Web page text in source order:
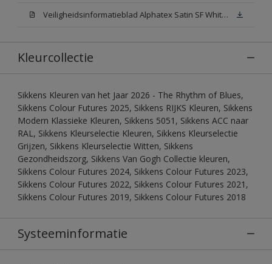
Veiligheidsinformatieblad Alphatex Satin SF White (MSDS)
Kleurcollectie
Sikkens Kleuren van het Jaar 2026 - The Rhythm of Blues,
Sikkens Colour Futures 2025, Sikkens RIJKS Kleuren, Sikkens
Modern Klassieke Kleuren, Sikkens 5051, Sikkens ACC naar
RAL, Sikkens Kleurselectie Kleuren, Sikkens Kleurselectie
Grijzen, Sikkens Kleurselectie Witten, Sikkens
Gezondheidszorg, Sikkens Van Gogh Collectie kleuren,
Sikkens Colour Futures 2024, Sikkens Colour Futures 2023,
Sikkens Colour Futures 2022, Sikkens Colour Futures 2021,
Sikkens Colour Futures 2019, Sikkens Colour Futures 2018
Systeeminformatie